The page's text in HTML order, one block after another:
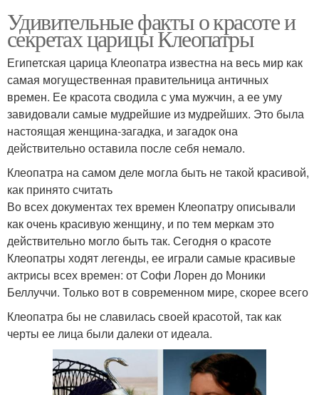
Удивительные факты о красоте и
секретах царицы Клеопатры
Египетская царица Клеопатра известна на весь мир как
самая могущественная правительница античных
времен. Ее красота сводила с ума мужчин, а ее уму
завидовали самые мудрейшие из мудрейших. Это была
настоящая женщина-загадка, и загадок она
действительно оставила после себя немало.
Клеопатра на самом деле могла быть не такой красивой,
как принято считать
Во всех документах тех времен Клеопатру описывали
как очень красивую женщину, и по тем меркам это
действительно могло быть так. Сегодня о красоте
Клеопатры ходят легенды, ее играли самые красивые
актрисы всех времен: от Софи Лорен до Моники
Беллуччи. Только вот в современном мире, скорее всего
Клеопатра бы не славилась своей красотой, так как
черты ее лица были далеки от идеала.